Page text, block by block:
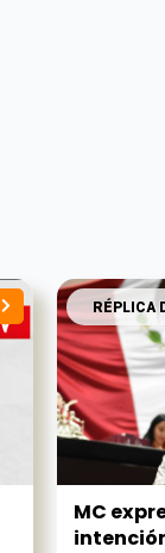
RÉPLICA
MC